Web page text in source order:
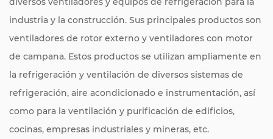
industria y la construcción. Sus principales productos son
ventiladores de rotor externo y ventiladores con motor
de campana. Estos productos se utilizan ampliamente en
la refrigeración y ventilación de diversos sistemas de
refrigeración, aire acondicionado e instrumentación, así
como para la ventilación y purificación de edificios,
cocinas, empresas industriales y mineras, etc.